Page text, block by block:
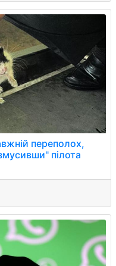
переполох,
пілота